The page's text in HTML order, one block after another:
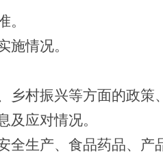
情况。
村振兴等方面的政策
应对情况。
生产、食品药品、产